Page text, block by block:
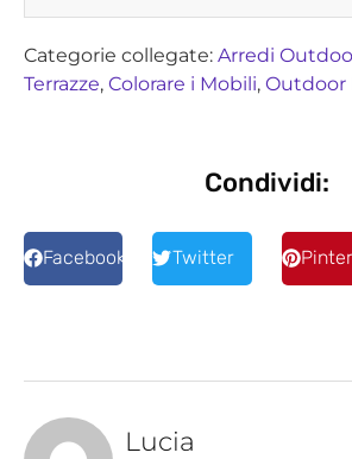
Categorie collegate: Arredi
Terrazze, Colorare i Mobili, Outdoor
Condividi:
Facebook Twitter
Lucia